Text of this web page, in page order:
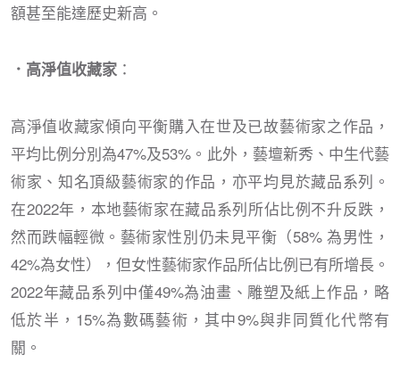
額甚至能達歷史新高。
．高淨值收藏家 ：
高淨值收藏家傾向平衡購入在世及已故藝術家之作品，
平均比例分別為47%及53%。此外，藝壇新秀、中生代藝
術家、知名頂級藝術家的作品，亦平均見於藏品系列。
在2022年，本地藝術家在藏品系列所佔比例不升反跌，
然而跌幅輕微。藝術家性別仍未見平衡（58% 為男性，
42%為女性），但女性藝術家作品所佔比例已有所增長。
2022年藏品系列中僅49%為油畫、雕塑及紙上作品，略
低於半，15%為數碼藝術，其中9%與非同質化代幣有
關。